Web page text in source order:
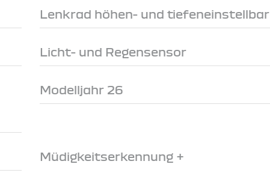
Lenkrad höhen- und tiefeneinstellbar
Licht- und Regensensor
Modelljahr 26
Müdigkeitserkennung +